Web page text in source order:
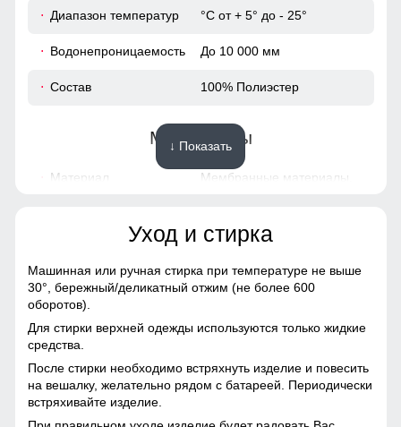
158 (13 ЛЕТ)
67
Диапазон температур °С от + 5° до - 25°
Водонепроницаемость До 10 000 мм
Состав 100% Полиэстер
Материалы
Материал
Мембранные материалы,
Материал подкладки
Полиэстер/Овчина
Материал подкладки
Материал подкладки
воротника
Материал наполнителя
↓ Показать
Уход и стирка
Машинная или ручная стирка при температуре не выше
30°, бережный/деликатный отжим (не более 600
оборотов).
Для стирки верхней одежды используются только жидкие
средства.
После стирки необходимо встряхнуть изделие и повесить
на вешалку, желательно рядом с батареей. Периодически
встряхивайте изделие.